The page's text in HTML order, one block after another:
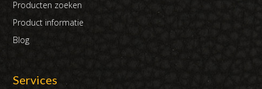
Producten zoeken
Product informatie
Blog
Services